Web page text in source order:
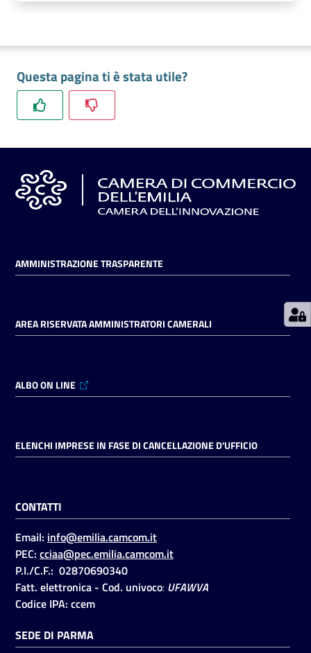
Prenotazioni
on line
on line
Accedi
Seguici
Questa pagina ti è stata utile?
AMMINISTRAZIONE TRASPARENTE
AREA RISERVATA AMMINISTRATORI CAMERALI
ALBO ON LINE
ELENCHI IMPRESE IN FASE DI CANCELLAZIONE D'UFFICIO
CONTATTI
Email: info@emilia.camcom.it
PEC: cciaa@pec.emilia.camcom.it
P.I./C.F.: 02870690340
Fatt. elettronica - Cod. univoco: UFAWVA
Codice IPA: ccem
SEDE DI PARMA